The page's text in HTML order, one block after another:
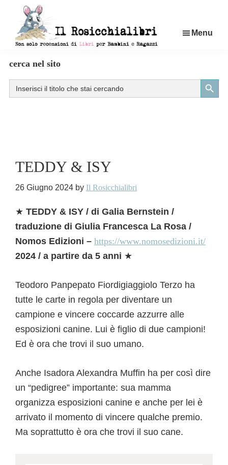
contenuto
di
libri
per
Menu
cerca nel sito
Search
for:
Search Button
TEDDY & ISY
26 Giugno 2024 by Il Rosicchialibri
★ TEDDY & ISY / di Galia Bernstein /
traduzione di Giulia Francesca La Rosa /
Nomos Edizioni – https://www.nomosedizioni.it/
2024 / a partire da 5 anni ★
Teodoro Panpepato Fiordigiaggiolo Terzo ha
tutte le carte in regola per diventare un
campione e vincere coccarde azzurre alle
esposizioni canine. Lui è figlio di due campioni!
Ed è ora che trovi il suo umano.
Anche Isadora Alexandra Muffin ha per così dire
un “pedigree” importante: sua mamma
organizza esposizioni canine e anche per lei è
arrivato il momento di vincere qualche premio.
Ma soprattutto è ora che trovi il suo cane.